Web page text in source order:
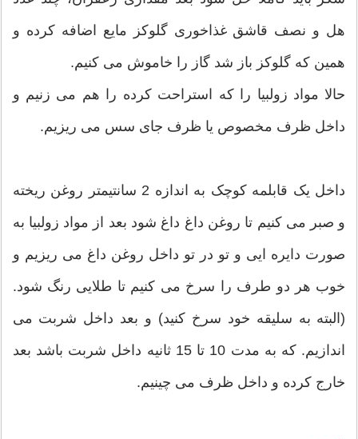
هل و نصف قاشق غذاخوری گلوکز مایع اضافه کرده و
همین که گلوکز باز شد گاز را خاموش می کنیم.
حالا مواد زولبیا را که استراحت کرده را هم می زنیم و
داخل ظرف مخصوص یا ظرف جای سس می ریزیم.
داخل یک قابلمه کوچک به اندازه 2 سانتیمتر روغن ریخته
و صبر می کنیم تا روغن داغ داغ شود بعد از مواد زولبیا به
صورت دایره ایی و تو در تو داخل روغن داغ می ریزیم و
خوب هر دو طرف را سرخ می کنیم تا طلایی رنگ شود.
(البته به سلیقه خود سرخ کنید) و بعد داخل شربت می
اندازیم. که به مدت 10 تا 15 ثانیه داخل شربت باشد بعد
خارج کرده و داخل ظرف می چینیم.